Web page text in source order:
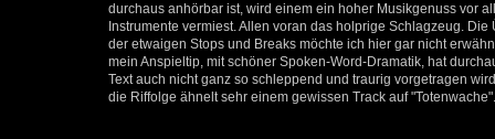
durchaus anhörbar ist, wird einem ein hoher Musikgenuss vor
Instrumente vermiest. Allen voran das holprige Schlagzeug.
der etwaigen Stops und Breaks möchte ich hier gar nicht
mein Anspieltip, mit schöner Spoken-Word-Dramatik, hat
Text auch nicht ganz so schleppend und traurig vorgetragen
die Riffolge ähnelt sehr einem gewissen Track auf "Totenwache".